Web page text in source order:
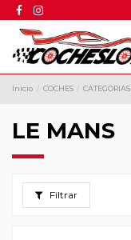
Inicio COCHES CATEGORIAS
LE MANS
Filtrar